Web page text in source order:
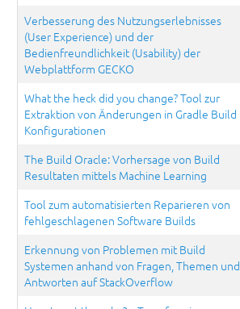
Verbesserung des Nutzungserlebnisses
(User Experience) und der
Bedienfreundlichkeit (Usability) der
Webplattform GECKO
What the heck did you change? Tool zur
Extraktion von Änderungen in Gradle Build
Konfigurationen
The Build Oracle: Vorhersage von Build
Resultaten mittels Machine Learning
Tool zum automatisierten Reparieren von
fehlgeschlagenen Software Builds
Erkennung von Problemen mit Build
Systemen anhand von Fragen, Themen und
Antworten auf StackOverflow